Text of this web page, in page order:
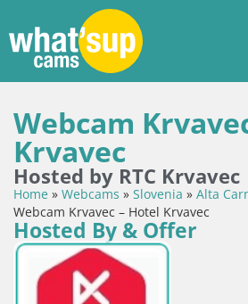
Webcam
Krvavec
Hosted by RTC Krvavec
Home » Webcams » Slovenia » Alta
Webcam Krvavec – Hotel Krvavec
Hosted By & Offer